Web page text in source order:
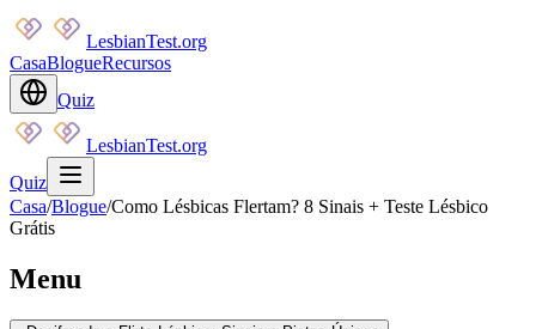
LesbianTest.org
CasaBlogueRecursos
Quiz
LesbianTest.org
Quiz
Casa/Blogue/Como Lésbicas Flertam? 8 Sinais + Teste Lésbico
Grátis
Menu